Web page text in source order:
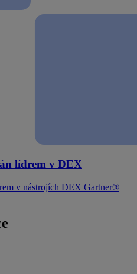
lídrem v DEX
v nástrojích DEX Gartner®